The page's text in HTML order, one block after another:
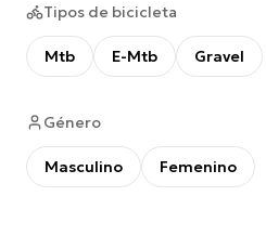
Tipos de bicicleta
Mtb E-Mtb Gravel
Género
Masculino Femenino